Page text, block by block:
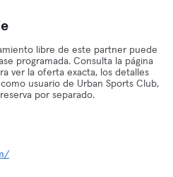
libre de este partner puede
programada. Consulta la página
ver la oferta exacta, los detalles
usuario de Urban Sports Club,
por separado.